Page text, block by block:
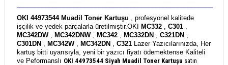
OKI 44973544 Muadil Toner Kartuşu , profesyonel kalitede
işçilik ve yedek parçalarla üretilmiştir.OKI MC332 , C301 ,
MC342DW , MC342DNW , MC342 , MC332DN , C321DN ,
C301DN , MC342W , MC342DN , C321 Lazer Yazıcılarınızda, Her
kartuş bitti uyarısıyla, yeni bir yazıcı fiyatı ödemektense Kaliteli
ve Peformanslı OKI 44973544 Siyah Muadil Toner Kartuşu satın